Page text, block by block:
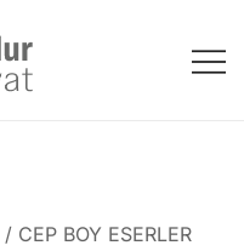
/ CEP BOY ESERLER